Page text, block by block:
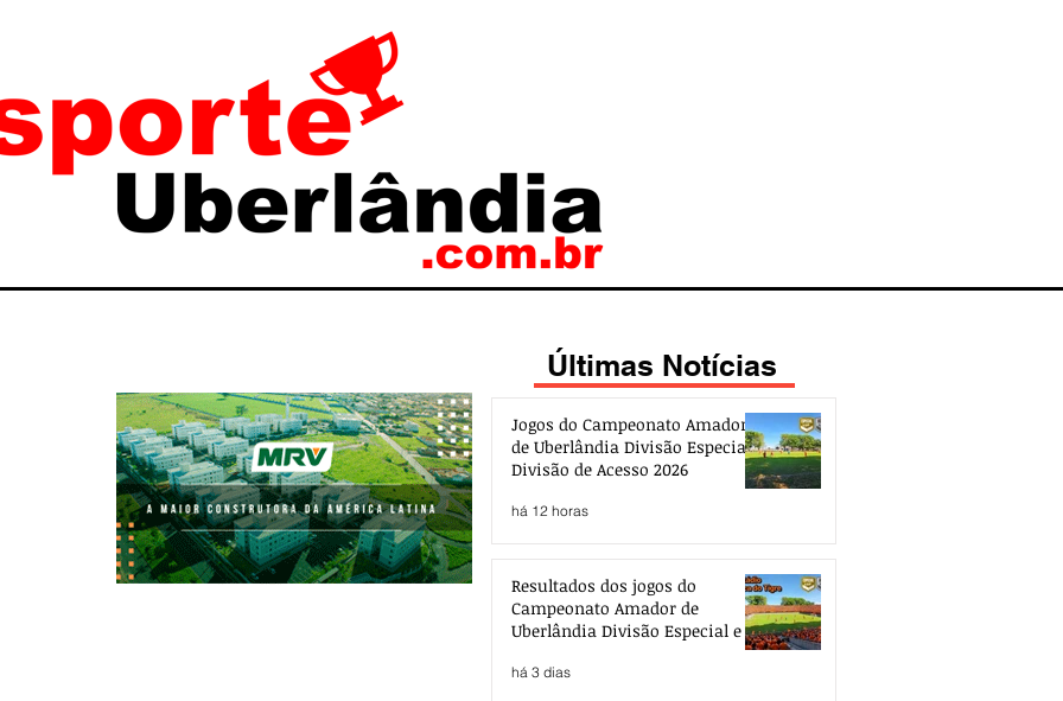
Últimas Notícias
Jogos do Campeonato Amador
de Uberlândia Divisão Especial e
Divisão de Acesso 2026
há 12 horas
Resultados dos jogos do
Campeonato Amador de
Uberlândia Divisão Especial e de
há 3 dias